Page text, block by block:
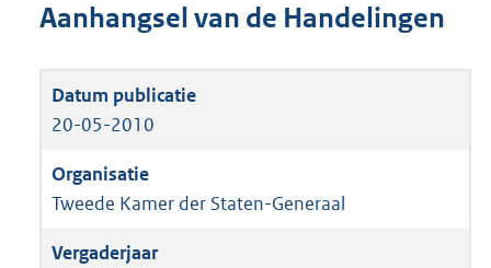
Aanhangsel van de Handelingen
20-05-2010
Tweede Kamer der Staten-Generaal